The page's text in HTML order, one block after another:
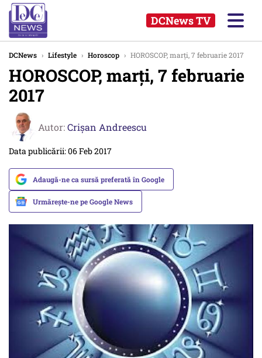
DCNews TV
DCNews › Lifestyle › Horoscop › HOROSCOP, marți, 7 februarie 2017
HOROSCOP, marți, 7 februarie
2017
Autor:Crişan Andreescu
Data publicării: 06 Feb 2017
Adaugă-ne ca sursă preferată în Google
Urmărește-ne pe Google News